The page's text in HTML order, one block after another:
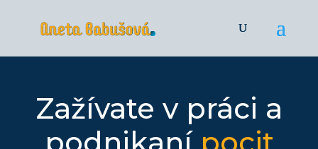
Zažívate v práci a